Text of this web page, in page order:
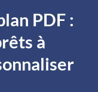
PDF :
à